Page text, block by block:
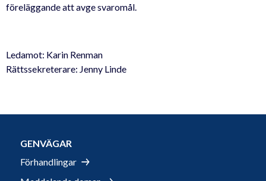
föreläggande att avge svaromål.
Ledamot: Karin Renman
Rättssekreterare: Jenny Linde
GENVÄGAR
Förhandlingar